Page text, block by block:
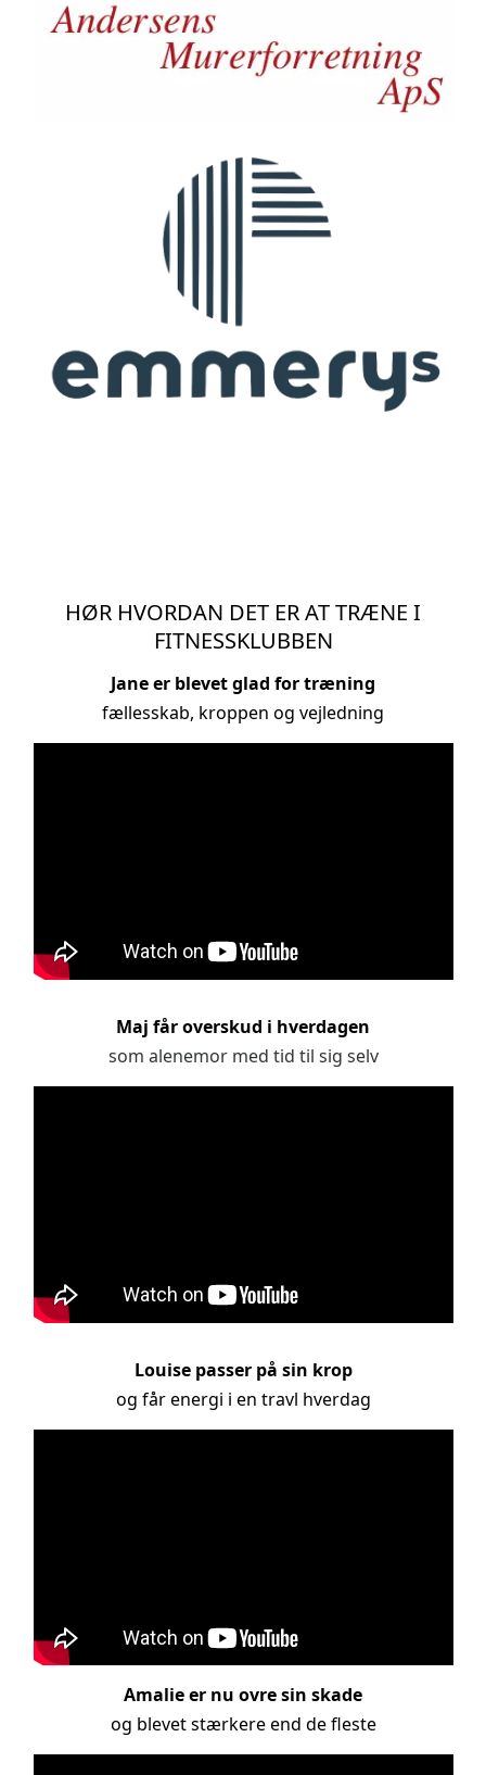
HØR HVORDAN DET ER AT TRÆNE I
FITNESSKLUBBEN
Jane er blevet glad for træning
fællesskab, kroppen og vejledning
Maj får overskud i hverdagen
som alenemor med tid til sig selv
Louise passer på sin krop
og får energi i en travl hverdag
Amalie er nu ovre sin skade
og blevet stærkere end de fleste